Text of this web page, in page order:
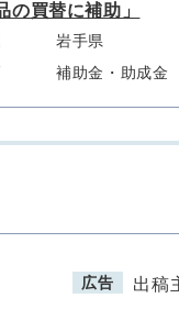
の買替に補助」
岩手県
補助金・助成金
広告 出稿